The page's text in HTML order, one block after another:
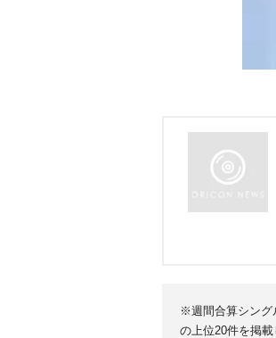
※週間合算シング
の上位20件を掲載